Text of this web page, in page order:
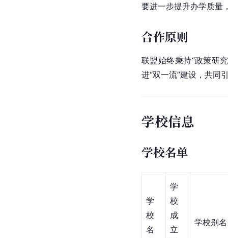
要进一步提升办学质量
合作原则
联盟始终秉持“政策研
进“双一流”建设，共同
学校信息
学校名单
学
校
名
学
校
成
立
学校别名